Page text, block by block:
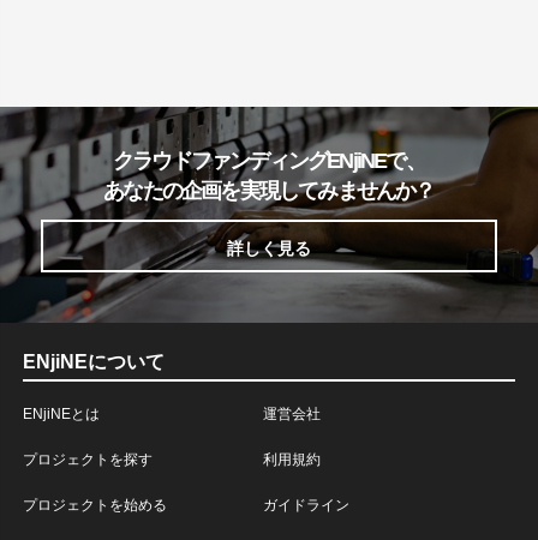
クラウドファンディングENjiNEで、
あなたの企画を実現してみませんか？
詳しく見る
ENjiNEについて
ENjiNEとは
プロジェクトを探す
プロジェクトを始める
運営会社
利用規約
ガイドライン